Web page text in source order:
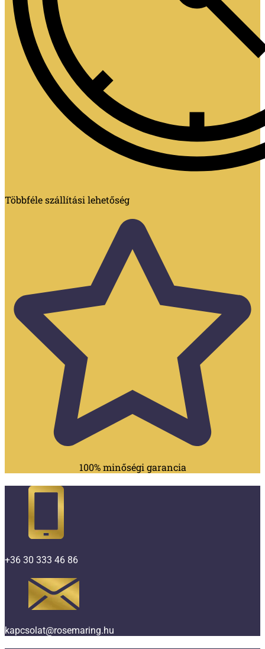
Többféle szállítási lehetőség
100% minőségi garancia
+36 30 333 46 86
kapcsolat@rosemaring.hu